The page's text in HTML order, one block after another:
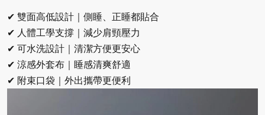
✔ 雙面高低設計｜側睡、正睡都貼合
✔ 人體工學支撐｜減少肩頸壓力
✔ 可水洗設計｜清潔方便更安心
✔ 涼感外套布｜睡感清爽舒適
✔ 附束口袋｜外出攜帶更便利